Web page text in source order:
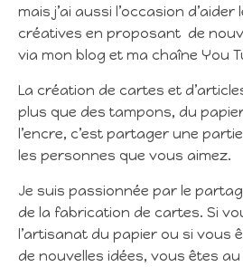
mais j’ai aussi l’occasion
créatives en proposant de
via mon blog et ma chaîne You
La création de cartes et
plus que des tampons, du
l’encre, c’est partager une
les personnes que vous aimez.
Je suis passionnée par le
de la fabrication de cartes. Si
l’artisanat du papier ou si vous
de nouvelles idées, vous êtes